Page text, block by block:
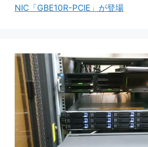
NIC「GBE10R-PCIE」が登場